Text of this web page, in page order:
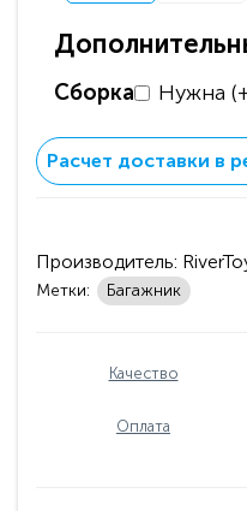
Сборка Нужна
Расчет доставки в
Производитель:
Метки: Багажник
Качество
Оплата